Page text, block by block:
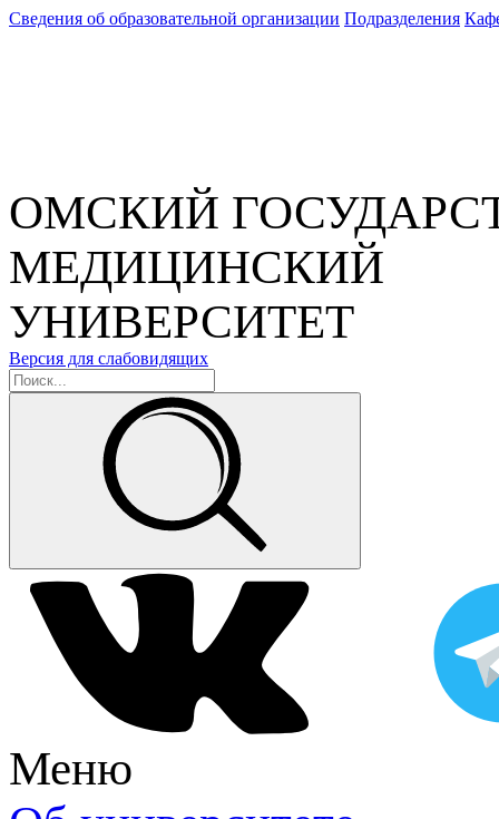
Сведения об образовательной организации Подразделения
ОМСКИЙ
МЕДИЦИНСКИЙ
УНИВЕРСИТЕТ
Версия для слабовидящих
Меню